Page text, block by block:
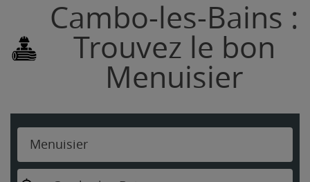
Cambo-les-Bains :
Trouvez le bon
Menuisier
Menuisier